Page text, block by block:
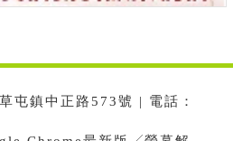
屯鎮中正路573號 | 電話：